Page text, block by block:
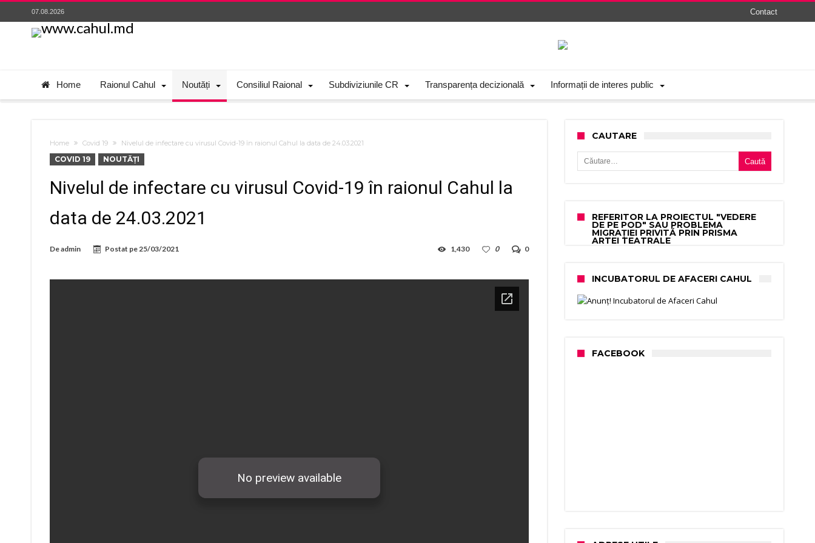
07.08.2026 Contact
Home Raionul Cahul Noutăți Consiliul Raional Subdiviziunile CR Transparența decizională Informații de interes public
Home Covid 19 Nivelul de infectare cu virusul Covid-19 în raionul Cahul la data de 24.03.2021
COVID 19 NOUTĂȚI
Nivelul de infectare cu virusul Covid-19 în raionul Cahul la
data de 24.03.2021
Deadmin Postat pe25/03/2021 0
0
1,430
CAUTARE
Caută după:
REFERITOR LA PROIECTUL "VEDERE
DE PE POD" SAU PROBLEMA
MIGRAȚIEI PRIVITĂ PRIN PRISMA
ARTEI TEATRALE
INCUBATORUL DE AFACERI CAHUL
FACEBOOK